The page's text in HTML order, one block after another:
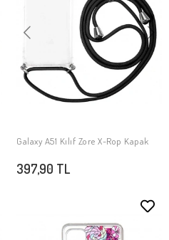
SEPETE EKLE
Galaxy A51 Kılıf Zore X-Rop Kapak
397,90 TL